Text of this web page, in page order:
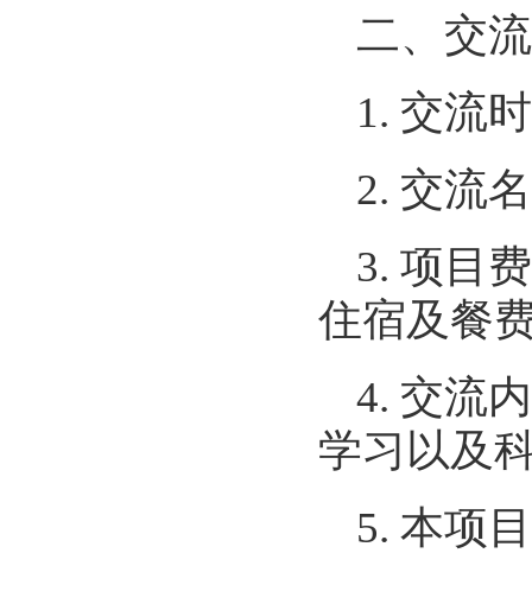
二、交
1. 交流
2. 交流
3. 项目
住宿及餐
4. 交流
学习以及
5. 本项